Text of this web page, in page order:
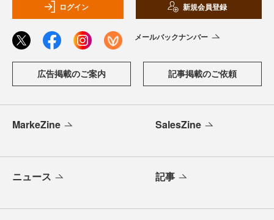
ログイン 新規会員登録
メールバックナンバー
広告掲載のご案内 記事掲載のご依頼
MarkeZine SalesZine
ニュース 記事